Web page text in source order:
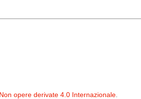
opere derivate 4.0 Internazionale